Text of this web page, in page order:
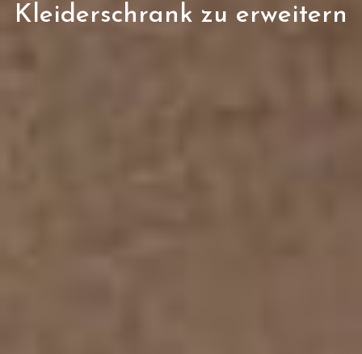
Kleiderschrank zu erweitern